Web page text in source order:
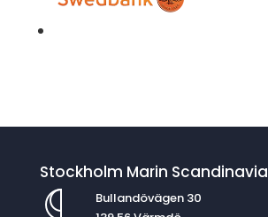
Stockholm Marin Scandinavia
Bullandövägen 30